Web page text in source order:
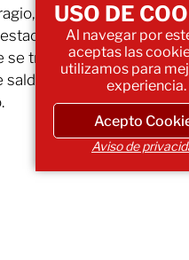
la abanderada delPRI
ante los medios de
trata de una jornada
saldrá una nueva
USO DE
Al navegar por
aceptas las
utilizamos para
experiencia.
Acepto
Aviso de